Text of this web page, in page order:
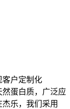
客户定制化
蛋白质，广泛应
乐，我们采用